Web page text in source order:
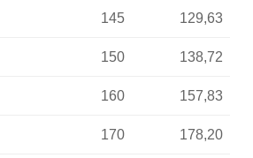
145 129,63
150 138,72
160 157,83
170 178,20